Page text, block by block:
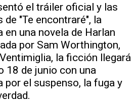
el tráiler oficial y las
"Te encontraré", la
en una novela de Harlan
por Sam Worthington,
la ficción llegará
18 de junio con una
por el suspenso, la fuga y